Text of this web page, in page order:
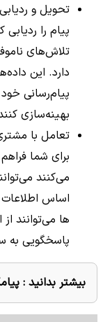
تحویل و
پیام را
تلاش‌های
دارد. این
پیام‌رسانی
بهینه‌سازی
برای شما
می‌کنند
ها می‌توانند از
پاسخگویی به
بیشتر بدانید :